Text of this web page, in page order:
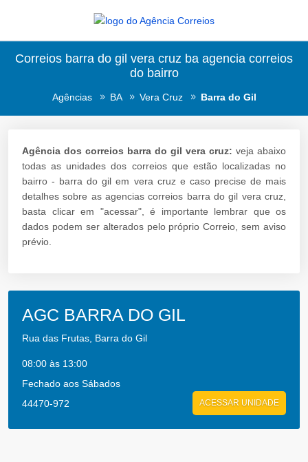
Correios barra do gil vera cruz ba agencia correios
do bairro
Agências BA Vera Cruz Barra do Gil
Agência dos correios barra do gil vera cruz: veja abaixo
todas as unidades dos correios que estão localizadas no
bairro - barra do gil em vera cruz e caso precise de mais
detalhes sobre as agencias correios barra do gil vera cruz,
basta clicar em "acessar", é importante lembrar que os
dados podem ser alterados pelo próprio Correio, sem aviso
prévio.
AGC BARRA DO GIL
Rua das Frutas, Barra do Gil
08:00 às 13:00
Fechado aos Sábados
44470-972
ACESSAR UNIDADE